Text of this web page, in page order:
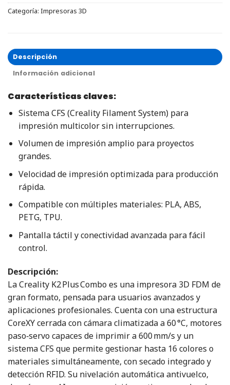
Categoría: Impresoras 3D
Descripción
Información adicional
Características claves:
Sistema CFS (Creality Filament System) para
impresión multicolor sin interrupciones.
Volumen de impresión amplio para proyectos
grandes.
Velocidad de impresión optimizada para producción
rápida.
Compatible con múltiples materiales: PLA, ABS,
PETG, TPU.
Pantalla táctil y conectividad avanzada para fácil
control.
Descripción:
La Creality K2 Plus Combo es una impresora 3D FDM de
gran formato, pensada para usuarios avanzados y
aplicaciones profesionales. Cuenta con una estructura
CoreXY cerrada con cámara climatizada a 60 °C, motores
paso‑servo capaces de imprimir a 600 mm/s y un
sistema CFS que permite gestionar hasta 16 colores o
materiales simultáneamente, con secado integrado y
detección RFID. Su nivelación automática antivuelco,